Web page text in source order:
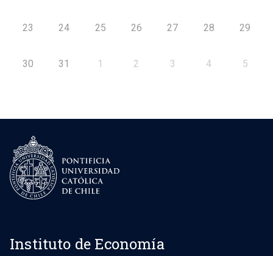
23 24 25 26 27 28 29
30 31 1 2 3 4 5
Instituto de Economía